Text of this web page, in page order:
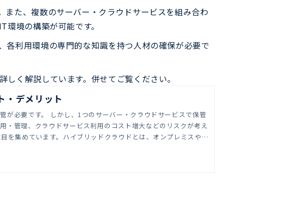
た、複数のサーバー・クラウドサービスを組み合わ
境の構築が可能です。
利用環境の専門的な知識を持つ人材の確保が必要で
く解説しています。併せてご覧ください。
・デメリット
ウドサービスで保管
・管理、クラウドサービス利用のコスト増大などのリスクが考え
み合わせる運用形態のことです。 企業のサーバーを